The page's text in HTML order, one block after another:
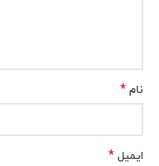
نام *
ایمیل *